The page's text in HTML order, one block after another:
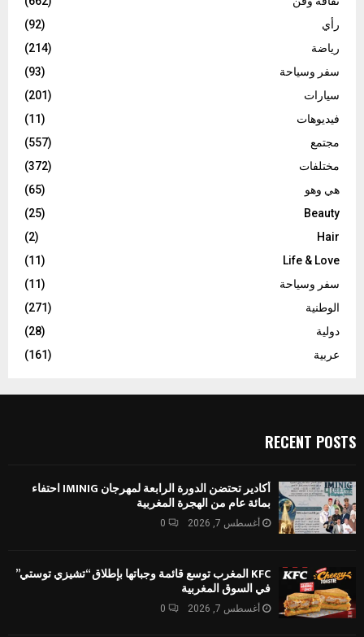
رأي
(92)
رياضة
(214)
سفر وسياحة
(93)
سيارات
(201)
فيديوهات
(11)
مجتمع
(557)
مختلفات
(372)
هي وهو
(65)
Beauty
(25)
Hair
(2)
Life & Love
(11)
سفر وسياحة
(11)
الوطنية
(271)
دولية
(28)
عربية
(161)
RECENT POSTS
أكادير تحتضن الدورة الرابعة لمهرجان IMINIG احتفاء
بمائة عام من الهجرة المغربية
أغسطس 7, 2026 0
KFC المغرب توسع قائمة وجباتها بإطلاق “تشيزي توستي”
في السوق المغربية
أغسطس 7, 2026 0